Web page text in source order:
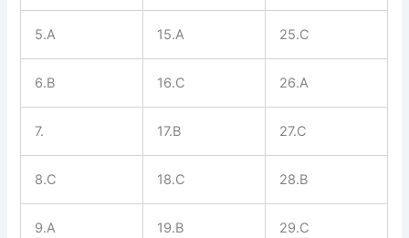
5.A 15.A 25.C
6.B 16.C 26.A
7. 17.B 27.C
8.C 18.C 28.B
9.A 19.B 29.C